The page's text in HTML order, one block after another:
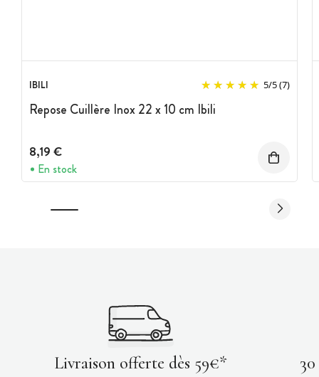
IBILI 5/5(7)
Repose Cuillère Inox 22 x 10 cm Ibili
8,19 €
En stock
Livraison offerte dès 59€*